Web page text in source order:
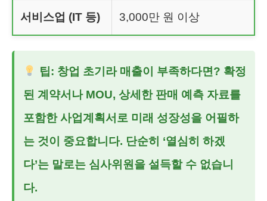
서비스업 (IT 등) 3,000만 원 이상
팁: 창업 초기라 매출이 부족하다면? 확정
된 계약서나 MOU, 상세한 판매 예측 자료를
포함한 사업계획서로 미래 성장성을 어필하
는 것이 중요합니다. 단순히 ‘열심히 하겠
다’는 말로는 심사위원을 설득할 수 없습니
다.